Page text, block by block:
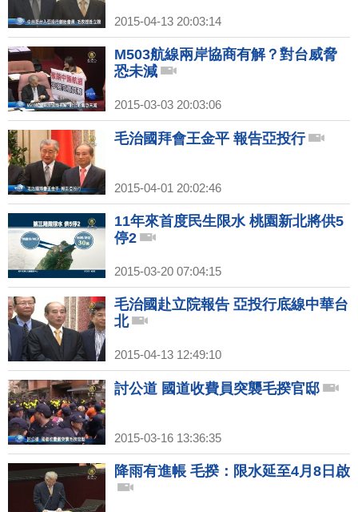
2015-04-13 20:03:14
M503航線兩岸協商有解？對台威脅
恐未減
2015-03-03 20:03:06
毛治國拜會王金平 報告亞投行
2015-04-01 20:02:46
11年來首度民生限水 桃園新北將供5
停2
2015-03-20 07:04:15
毛治國赴立院報告 亞投行底線中華台
北
2015-04-13 12:49:10
討公道 國道收費員突襲毛揆官邸
2015-03-16 13:36:35
降雨有進帳 毛揆：限水延至4月8日啟